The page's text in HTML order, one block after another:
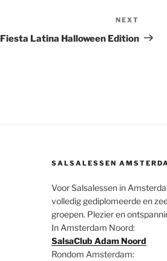
Post
NEXT
Fiesta Latina Halloween Edition
SALSALESSEN
Voor Salsalessen in
volledig gediplomeerde en
groepen. Plezier en
In Amsterdam Noord:
SalsaClub Adam Noord
Rondom Amsterdam: